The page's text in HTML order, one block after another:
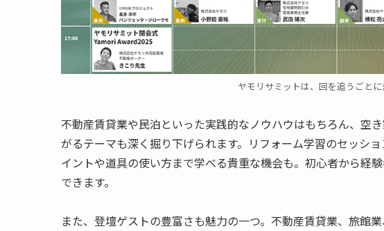
ヤモリサミットは、回を追うごとに
不動産賃貸業や民泊といった実践的なノウハウはもちろん、空
がるテーマも深く掘り下げられます。リフォーム学習のセッシ
イントや道具の使い方まで学べる貴重な機会も。初心者から経
できます。
また、登壇ゲストの豊富さも魅力の一つ。不動産賃貸業、旅館